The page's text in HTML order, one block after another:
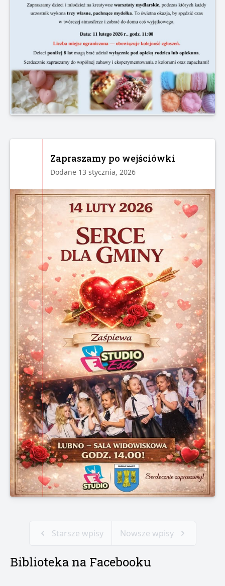
Zapraszamy po wejściówki
Dodane 13 stycznia, 2026
Starsze wpisy Nowsze wpisy
Biblioteka na Facebooku